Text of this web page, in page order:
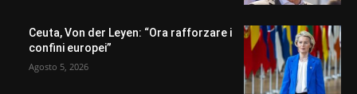
Ceuta, Von der Leyen: “Ora rafforzare i
confini europei”
Agosto 5, 2026